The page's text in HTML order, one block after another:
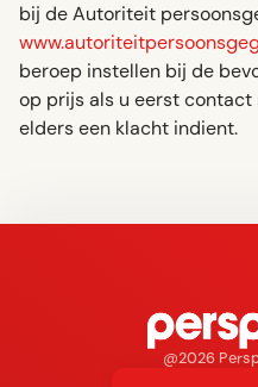
bij de Autoriteit
beroep instellen bij de
op prijs als u eerst
elders een klacht indient.
@2026